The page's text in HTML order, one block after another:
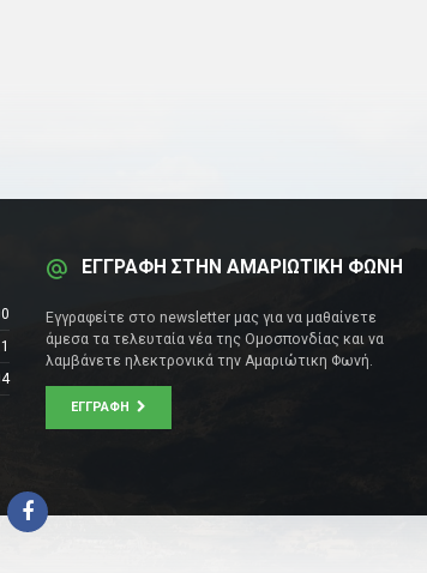
ΕΓΓΡΑΦΗ ΣΤΗΝ ΑΜΑΡΙΩΤΙΚΗ ΦΩΝΗ
Εγγραφείτε στο newsletter μας για να μαθαίνετε
άμεσα τα τελευταία νέα της Ομοσπονδίας και να
λαμβάνετε ηλεκτρονικά την Αμαριώτικη Φωνή.
ΕΓΓΡΑΦΉ